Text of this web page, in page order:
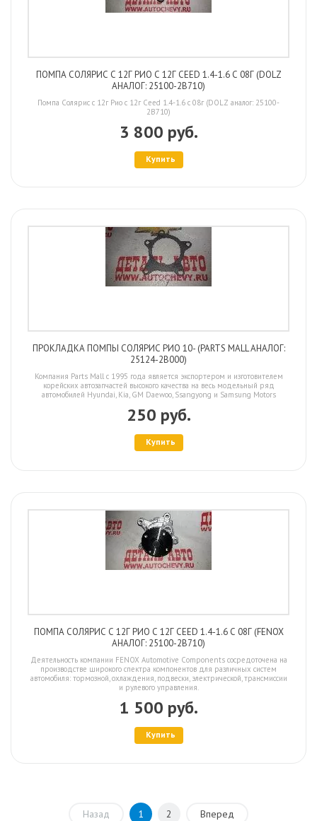
ПОМПА СОЛЯРИС С 12Г РИО С 12Г CEED 1.4-1.6 С 08Г (DOLZ
АНАЛОГ: 25100-2B710)
Помпа Солярис с 12г Рио с 12г Ceed 1.4-1.6 с 08г (DOLZ аналог: 25100-
2B710)
3 800 руб.
Купить
ПРОКЛАДКА ПОМПЫ СОЛЯРИС РИО 10- (PARTS MALL АНАЛОГ:
25124-2B000)
Компания Parts Mall с 1995 года является экспортером и изготовителем
корейских автозапчастей высокого качества на весь модельный ряд
автомобилей Hyundai, Kia, GM Daewoo, Ssangyong и Samsung Motors
250 руб.
Купить
ПОМПА СОЛЯРИС С 12Г РИО С 12Г CEED 1.4-1.6 С 08Г (FENOX
АНАЛОГ: 25100-2B710)
Деятельность компании FENOX Automotive Components сосредоточена на
производстве широкого спектра компонентов для различных систем
автомобиля: тормозной, охлаждения, подвески, электрической, трансмиссии
и рулевого управления.
1 500 руб.
Купить
Назад 1 2 Вперед